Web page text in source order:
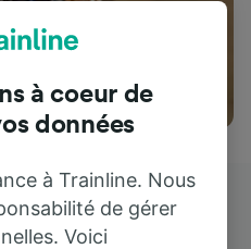
clients
à coeur de
données
à Trainline. Nous
de gérer
Voici